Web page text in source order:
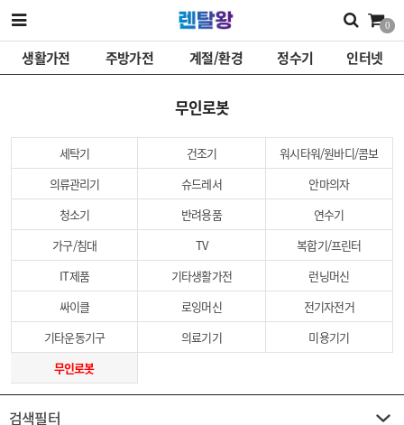
0
생활가전 주방가전 계절/환경 정수기 인터넷
무인로봇
세탁기 건조기
워시타워/원바디/콤보
의류관리기
슈드레서
안마의자
청소기
반려용품
연수기
가구/침대
TV
복합기/프린터
IT제품
기타생활가전
런닝머신
싸이클
로잉머신
전기자전거
기타운동기구
의료기기
미용기기
무인로봇
검색필터